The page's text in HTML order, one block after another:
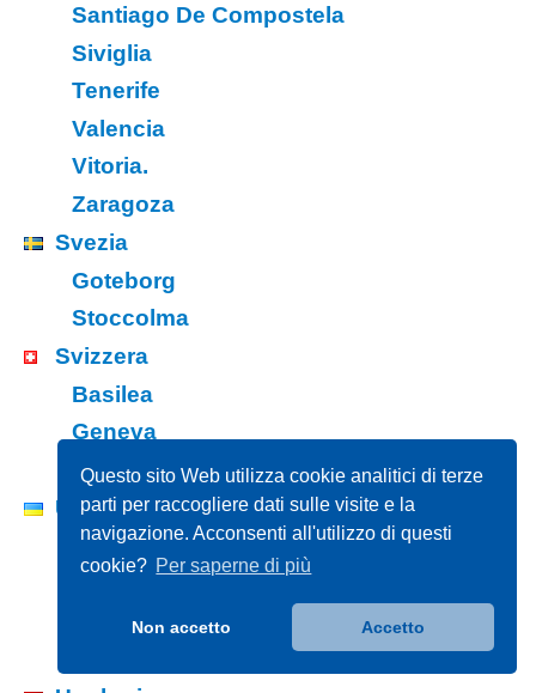
Questo sito Web utilizza cookie analitici di terze
parti per raccogliere dati sulle visite e la
navigazione. Acconsenti all'utilizzo di questi
cookie? Per saperne di più
Non accetto Accetto
Santiago De Compostela
Siviglia
Tenerife
Valencia
Vitoria.
Zaragoza
Svezia
Goteborg
Stoccolma
Svizzera
Basilea
Geneva
Zurich
Ucraina
Kharkov
Leopoli